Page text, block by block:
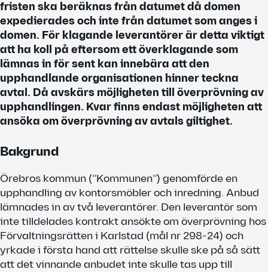
fristen ska beräknas från datumet då domen
expedierades och inte från datumet som anges i
domen. För klagande leverantörer är detta viktigt
att ha koll på eftersom ett överklagande som
lämnas in för sent kan innebära att den
upphandlande organisationen hinner teckna
avtal. Då avskärs möjligheten till överprövning av
upphandlingen. Kvar finns endast möjligheten att
ansöka om överprövning av avtals giltighet.
Bakgrund
Örebros kommun (”Kommunen”) genomförde en
upphandling av kontorsmöbler och inredning. Anbud
lämnades in av två leverantörer. Den leverantör som
inte tilldelades kontrakt ansökte om överprövning hos
Förvaltningsrätten i Karlstad (mål nr 298-24) och
yrkade i första hand att rättelse skulle ske på så sätt
att det vinnande anbudet inte skulle tas upp till